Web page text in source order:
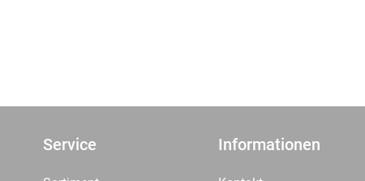
Service Informationen